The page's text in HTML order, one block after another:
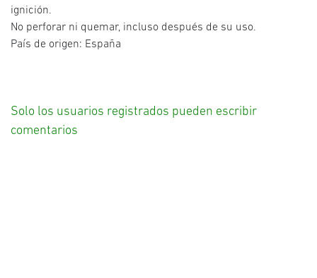
ignición.
No perforar ni quemar, incluso después de su uso.
País de origen: España
Solo los usuarios registrados pueden escribir
comentarios